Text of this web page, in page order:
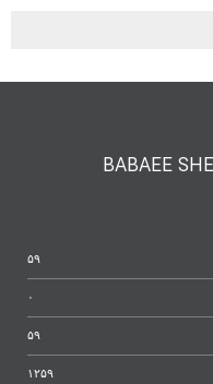
BABAEE
۵۹
۰
۵۹
۱۲۵۹